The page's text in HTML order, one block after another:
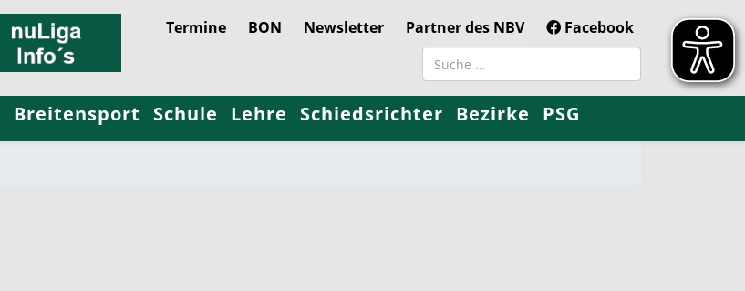
Termine BON Newsletter Partner des NBV
Facebook
Suchbegriff
Breitensport Schule Lehre Schiedsrichter Bezirke PSG